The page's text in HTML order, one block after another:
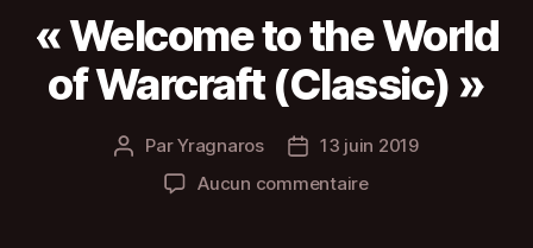
« Welcome to the World
of Warcraft (Classic) »
Auteur
l’article
ParYragnaros
Date13 juin 2019
Aucun commentairesur